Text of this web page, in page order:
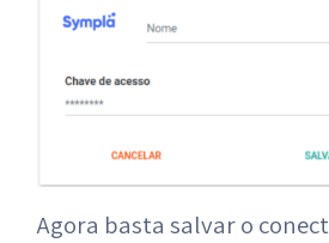
Agora basta salvar o